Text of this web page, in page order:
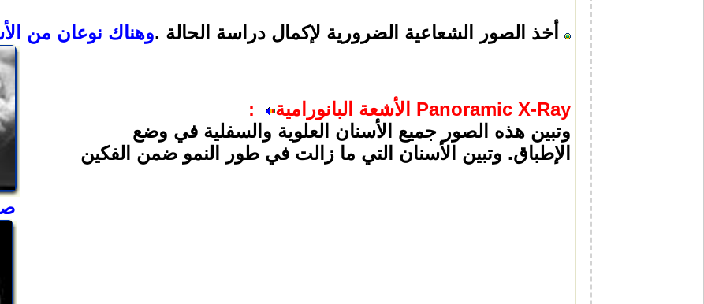
أخذ الصور الشعاعية الضرورية لإكمال دراسة الحالة .وهناك نوعان من
Panoramic X-Ray الأشعة البانورامية
:
وتبين هذه الصور جميع الأسنان العلوية والسفلية في وضع
الإطباق. وتبين الأسنان التي ما زالت في طور النمو ضمن الفكين